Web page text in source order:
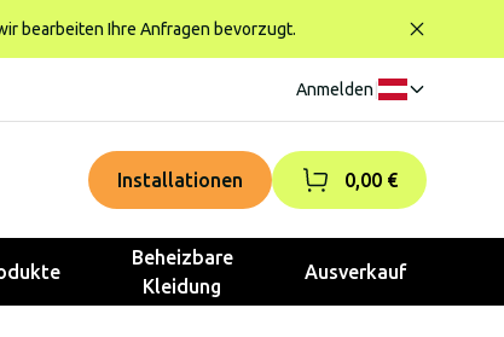
bearbeiten Ihre Anfragen bevorzugt.
Anmelden
Installationen 0,00 €
Beheizbare
Kleidung
Ausverkauf